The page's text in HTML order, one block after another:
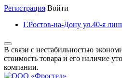
Регистрация Войти
Г.Ростов-на-Дону ул.40-я
В связи с нестабильностью
стоимость товара и его наличие
компании.